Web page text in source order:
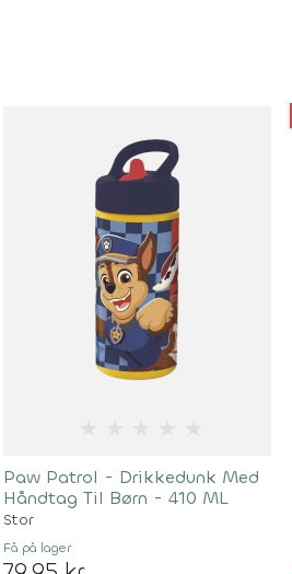
Paw Patrol - Drikkedunk Med
Håndtag Til Børn - 410 ML
Stor
Få på lager